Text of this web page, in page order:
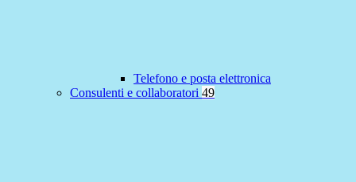
Telefono e posta elettronica
Consulenti e collaboratori 49